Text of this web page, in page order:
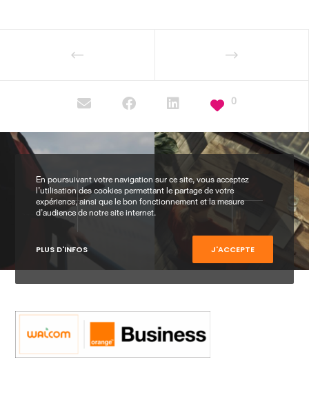
0
En poursuivant votre navigation sur ce site, vous acceptez
l’utilisation des cookies permettant le partage de votre
expérience, ainsi que le bon fonctionnement et la mesure
d’audience de notre site internet.
PLUS D'INFOS J'ACCEPTE